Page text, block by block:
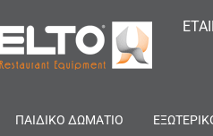
ΠΑΙΔΙΚΟ ΔΩΜΑΤΙΟ